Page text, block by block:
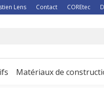
Lens Contact COREtec
Matériaux de